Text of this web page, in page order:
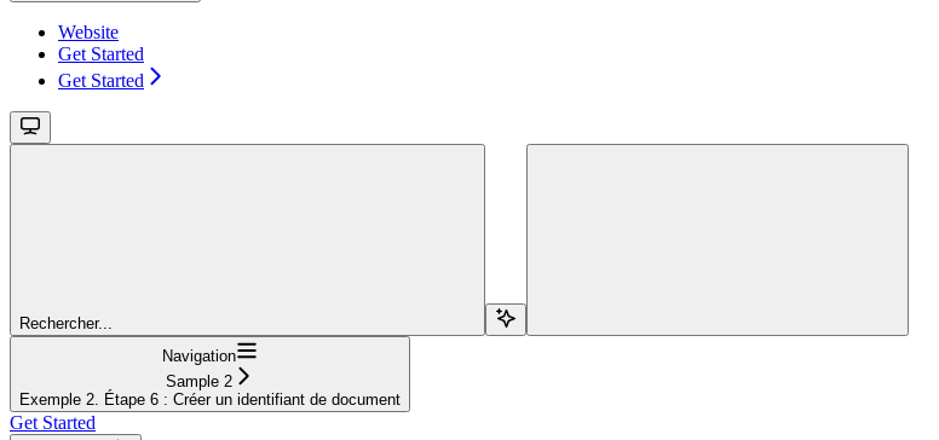
Website
Get Started
Get Started
Rechercher...
Navigation
Sample 2
Exemple 2. Étape 6 : Créer un identifiant de document
Get Started